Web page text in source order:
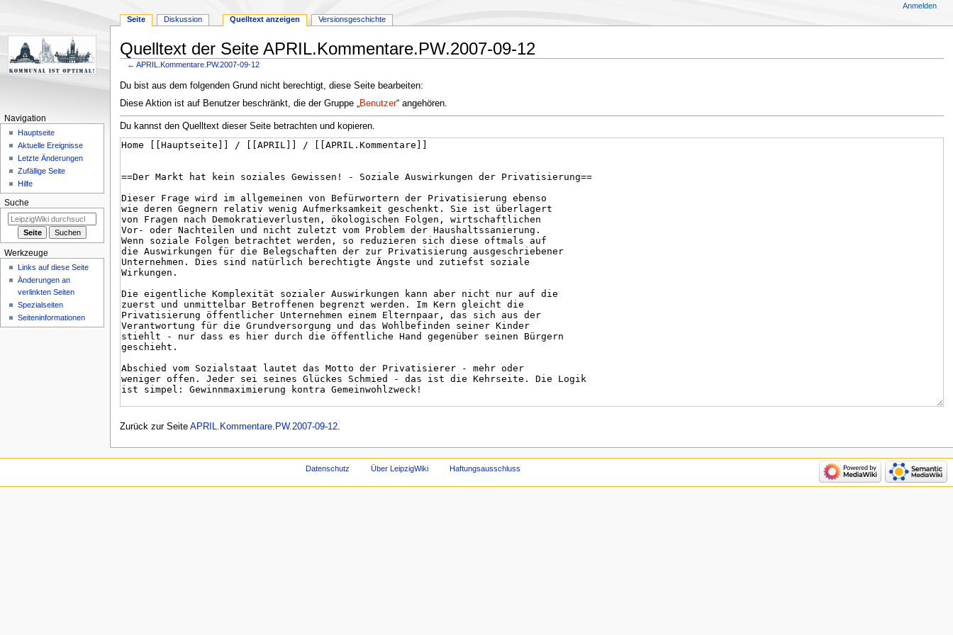
Quelltext der Seite APRIL.Kommentare.PW.2007-09-12
←APRIL.Kommentare.PW.2007-09-12
Zur
Navigation
Zur
Suche
Du bist aus dem folgenden Grund nicht berechtigt, diese Seite bearbeiten:
Diese Aktion ist auf Benutzer beschränkt, die der Gruppe „Benutzer“ angehören.
Du kannst den Quelltext dieser Seite betrachten und kopieren.
Zurück zur Seite APRIL.Kommentare.PW.2007-09-12.
Seite Diskussion Quelltext anzeigen Versionsgeschichte
Anmelden
Navigation
Hauptseite
Aktuelle Ereignisse
Letzte Änderungen
Zufällige Seite
Hilfe
Suche
Werkzeuge
Links auf diese Seite
Änderungen an
verlinkten Seiten
Spezialseiten
Seiten­informationen
Datenschutz Über LeipzigWiki Haftungsausschluss